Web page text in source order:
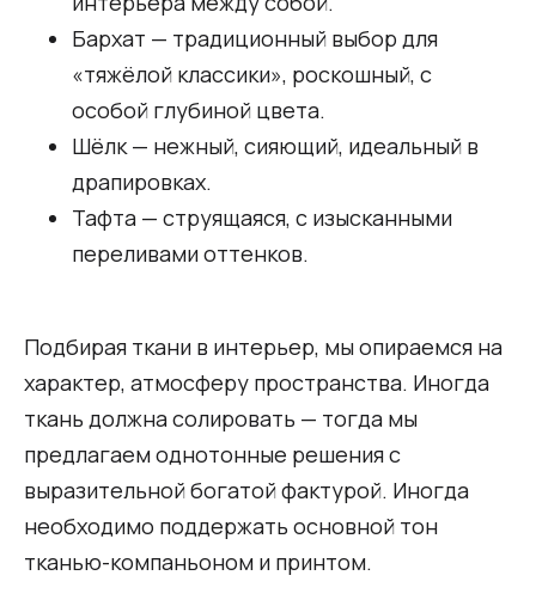
Бархат — традиционный выбор для
«тяжёлой классики», роскошный, с
особой глубиной цвета.
Шёлк — нежный, сияющий, идеальный в
драпировках.
Тафта — струящаяся, с изысканными
переливами оттенков.
Подбирая ткани в интерьер, мы опираемся на
характер, атмосферу пространства. Иногда
ткань должна солировать — тогда мы
предлагаем однотонные решения с
выразительной богатой фактурой. Иногда
необходимо поддержать основной тон
тканью-компаньоном и принтом.